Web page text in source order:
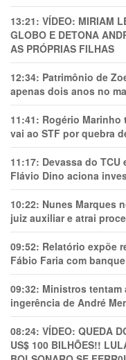
13:21: VÍDEO: MIRIAM
GLOBO E DETONA
AS PRÓPRIAS FILHAS
12:34: Patrimônio de
apenas dois anos no
11:41: Rogério
vai ao STF por quebra
11:17: Devassa do TCU
Flávio Dino aciona
10:22: Nunes Marques
juiz auxiliar e atrai
09:52: Relatório expõe
Fábio Faria com
09:32: Ministros tentam
ingerência de André
08:24: VÍDEO: QUEDA
US$ 100 BILHÕES!!